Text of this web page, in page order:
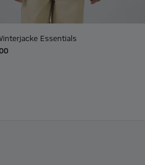
Essentials